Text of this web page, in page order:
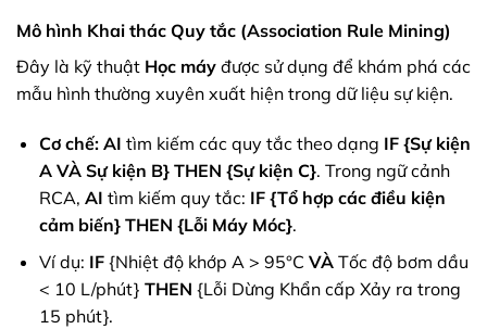
Mô hình Khai thác Quy tắc (Association Rule Mining)
Đây là kỹ thuật Học máy được sử dụng để khám phá các
mẫu hình thường xuyên xuất hiện trong dữ liệu sự kiện.
Cơ chế: AI tìm kiếm các quy tắc theo dạng IF {Sự kiện
A VÀ Sự kiện B} THEN {Sự kiện C}. Trong ngữ cảnh
RCA, AI tìm kiếm quy tắc: IF {Tổ hợp các điều kiện
cảm biến} THEN {Lỗi Máy Móc}.
Ví dụ: IF{Nhiệt độ khớp A > 95°C VÀTốc độ bơm dầu
< 10 L/phút} THEN {Lỗi Dừng Khẩn cấp Xảy ra trong
15 phút}.